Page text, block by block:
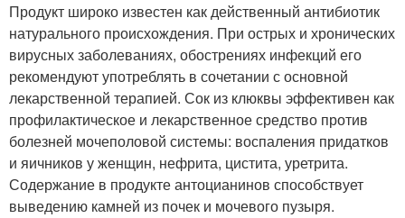
Продукт широко известен как действенный антибиотик
натурального происхождения. При острых и хронических
вирусных заболеваниях, обострениях инфекций его
рекомендуют употреблять в сочетании с основной
лекарственной терапией. Сок из клюквы эффективен как
профилактическое и лекарственное средство против
болезней мочеполовой системы: воспаления придатков
и яичников у женщин, нефрита, цистита, уретрита.
Содержание в продукте антоцианинов способствует
выведению камней из почек и мочевого пузыря.